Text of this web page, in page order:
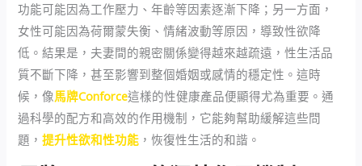
功能可能因為工作壓力、年齡等因素逐漸下降；另一方面，
女性可能因為荷爾蒙失衡、情緒波動等原因，導致性欲降
低。結果是，夫妻間的親密關係變得越來越疏遠，性生活品
質不斷下降，甚至影響到整個婚姻或感情的穩定性。這時
候，像馬牌Conforce這樣的性健康產品便顯得尤為重要。通
過科學的配方和高效的作用機制，它能夠幫助緩解這些問
題，提升性欲和性功能 ，恢復性生活的和諧。